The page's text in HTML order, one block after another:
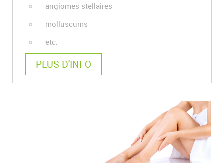
angiomes stellaires
molluscums
etc.
PLUS D'INFO